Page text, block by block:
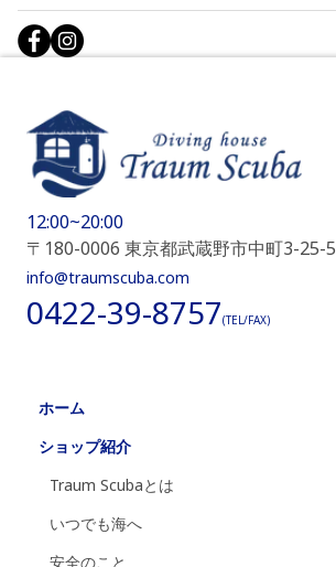
12:00~20:00
〒180-0006 東京都武蔵野市中町3-25-5
info@traumscuba.com
0422-39-8757(TEL/FAX)
ホーム
ショップ紹介
Traum Scubaとは
いつでも海へ
安全のこと